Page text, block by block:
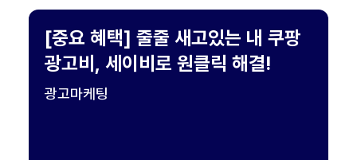
[중요 혜택] 줄줄 새고있는 내 쿠팡
광고비, 세이비로 원클릭 해결!
광고마케팅